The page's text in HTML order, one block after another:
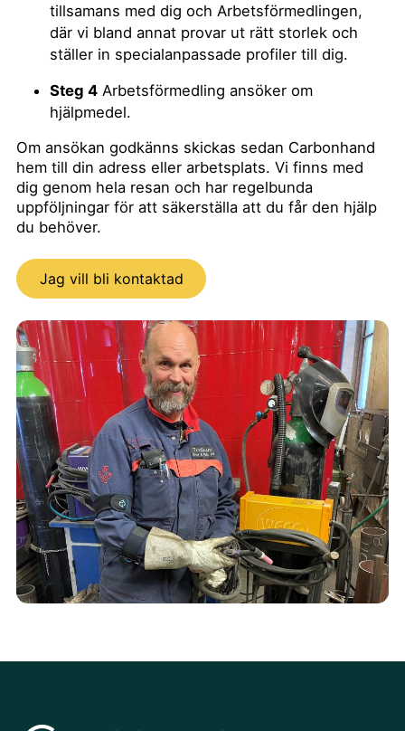
tillsamans med dig och Arbetsförmedlingen,
där vi bland annat provar ut rätt storlek och
ställer in specialanpassade profiler till dig.
Steg 4Arbetsförmedling ansöker om
hjälpmedel.
Om ansökan godkänns skickas sedan Carbonhand
hem till din adress eller arbetsplats. Vi finns med
dig genom hela resan och har regelbunda
uppföljningar för att säkerställa att du får den hjälp
du behöver.
Jag vill bli kontaktad